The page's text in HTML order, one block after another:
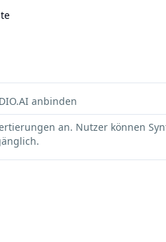
anbinden
an. Nutzer können